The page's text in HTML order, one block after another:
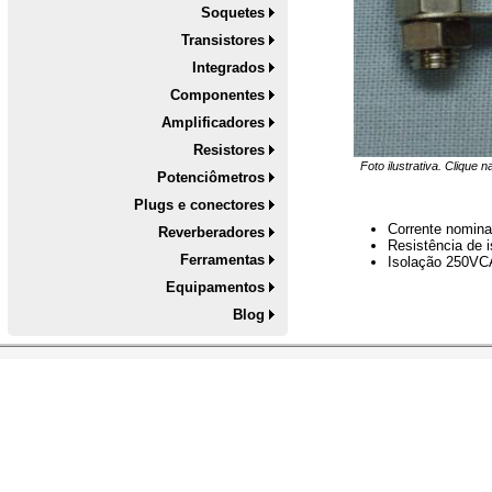
Soquetes
Transistores
Integrados
Componentes
Amplificadores
Resistores
Potenciômetros
Plugs e conectores
Reverberadores
Ferramentas
Equipamentos
Blog
Foto ilustrativa. Clique
Corrente
Resistência de
Isolação